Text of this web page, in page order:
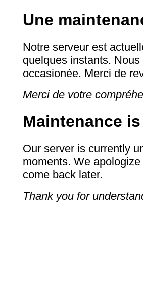
Une
Notre serveur est
quelques instants.
occasionée. Merci de
Merci de votre
Maintenance
Our server is currently
moments. We
come back later.
Thank you for